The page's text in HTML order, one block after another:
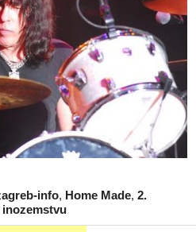
info, Home Made, 2.